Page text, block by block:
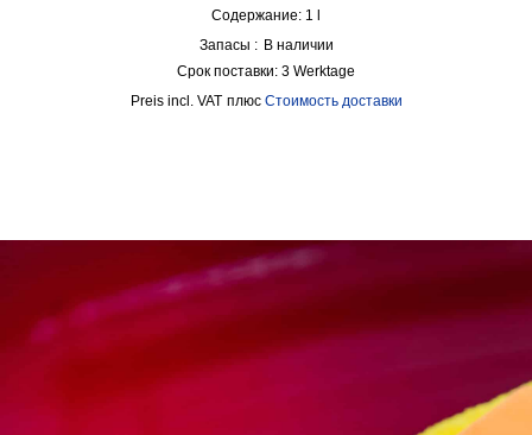
Содержание: 1
Запасы : В наличии
Срок поставки: 3 Werktage
incl. VAT плюс Стоимость доставки